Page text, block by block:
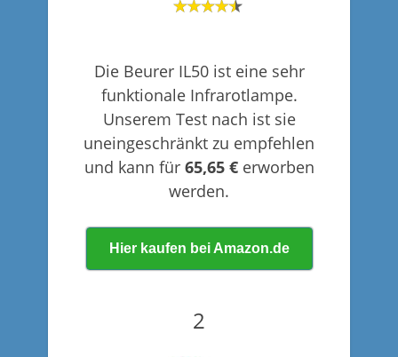
Die Beurer IL50 ist eine sehr
funktionale Infrarotlampe.
Unserem Test nach ist sie
uneingeschränkt zu empfehlen
und kann für 65,65 €erworben
werden.
Hier kaufen bei Amazon.de
2